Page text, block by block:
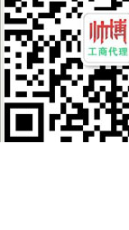
重庆营业执照代办_
顺德各镇代办营业执
顺德营业执照代办
长春工商注册代理_
代办个体营业执照_
南岸周边代办营业执
【58同城】代办营
庐区百花大厦附近代
重庆专项审批：重庆